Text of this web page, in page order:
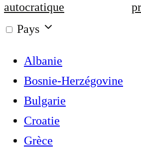
autocratique
Pays
Albanie
Bosnie-Herzégovine
Bulgarie
Croatie
Grèce